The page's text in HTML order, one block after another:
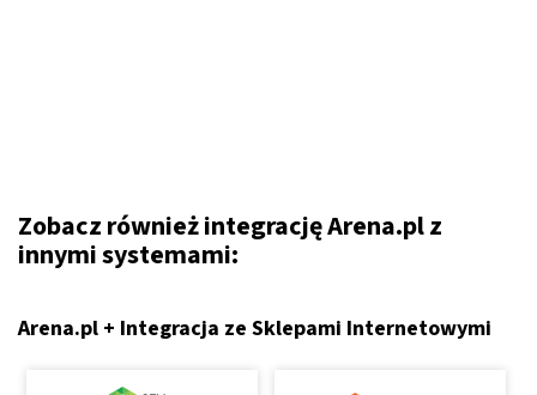
Zobacz również integrację Arena.pl z
innymi systemami:
Arena.pl + Integracja ze Sklepami Internetowymi